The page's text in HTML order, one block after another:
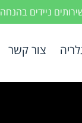
ניידים בהנחה
צור קשר